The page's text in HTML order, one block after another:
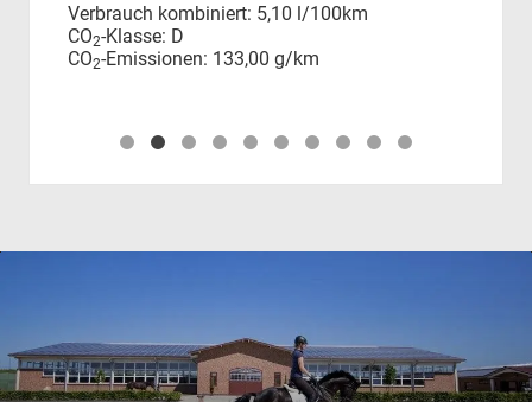
Verbrauch kombiniert: 5,10 l/100km
CO2-Klasse: D
CO2-Emissionen: 133,00 g/km